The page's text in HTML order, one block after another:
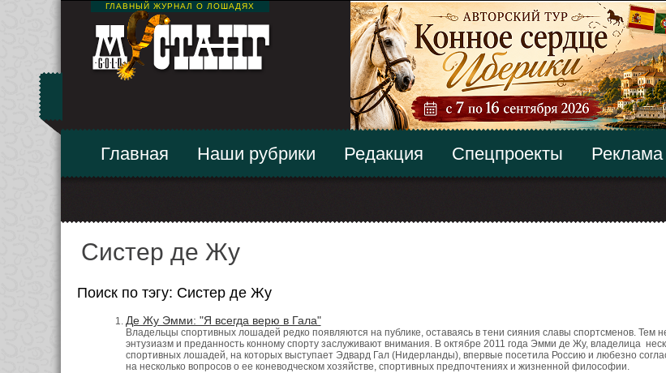
ГЛАВНЫЙ ЖУРНАЛ О ЛОШАДЯХ
Главная Наши рубрики Редакция Спецпроекты Реклама
Систер де Жу
Поиск по тэгу: Систер де Жу
Де Жу Эмми: "Я всегда верю в Гала"
Владельцы спортивных лошадей редко появляются на публике, оставаясь в тени сияния славы спортсменов. Тем
энтузиазм и преданность конному спорту заслуживают внимания. В октябре 2011 года Эмми де Жу, владелица
спортивных лошадей, на которых выступает Эдвард Гал (Нидерланды), впервые посетила Россию и любезно
на несколько вопросов о ее коневодческом хозяйстве, спортивных предпочтениях и жизненной философии.